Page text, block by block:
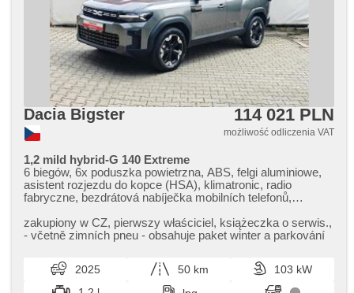
Dacia Bigster 114 021 PLN
możliwość odliczenia VAT
1,2 mild hybrid-G 140 Extreme
6 biegów, 6x poduszka powietrzna, ABS, felgi aluminiowe,
asistent rozjezdu do kopce (HSA), klimatronic, radio
fabryczne, bezdrátová nabíječka mobilních telefonů,
asystent hamulcowy, zamykanie centralne - zdalne, kanapa
tylna dzielona, 2 strefowa klimatyzacja, el. opuszczane
brzda, hands free, asystent pasa ruchu, asystent martwego
pola, immobilizer, isofix, LED denní svícení, manualna
skrzynia biegów, halogeny, kierownica wielofunkcyjna,
zakupiony w CZ,​ pierwszy właściciel,​ książeczka o serwis.,​
​- včetně zimních pneu ​- obsahuje paket winter a parkování
2025 50 km
103 kW